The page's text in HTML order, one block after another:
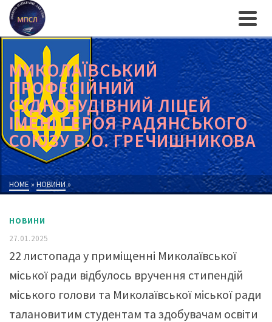
МИКОЛАЇВСЬКИЙ
ПРОФЕСІЙНИЙ
СУДНОБУДІВНИЙ ЛІЦЕЙ
ІМЕНІ ГЕРОЯ РАДЯНСЬКОГО
СОЮЗУ В.О. ГРЕЧИШНИКОВА
HOME » НОВИНИ»
НОВИНИ
27.01.2025
22 листопада у приміщенні Миколаївської
міської ради відбулось вручення стипендій
міського голови та Миколаївської міської ради
талановитим студентам та здобувачам освіти